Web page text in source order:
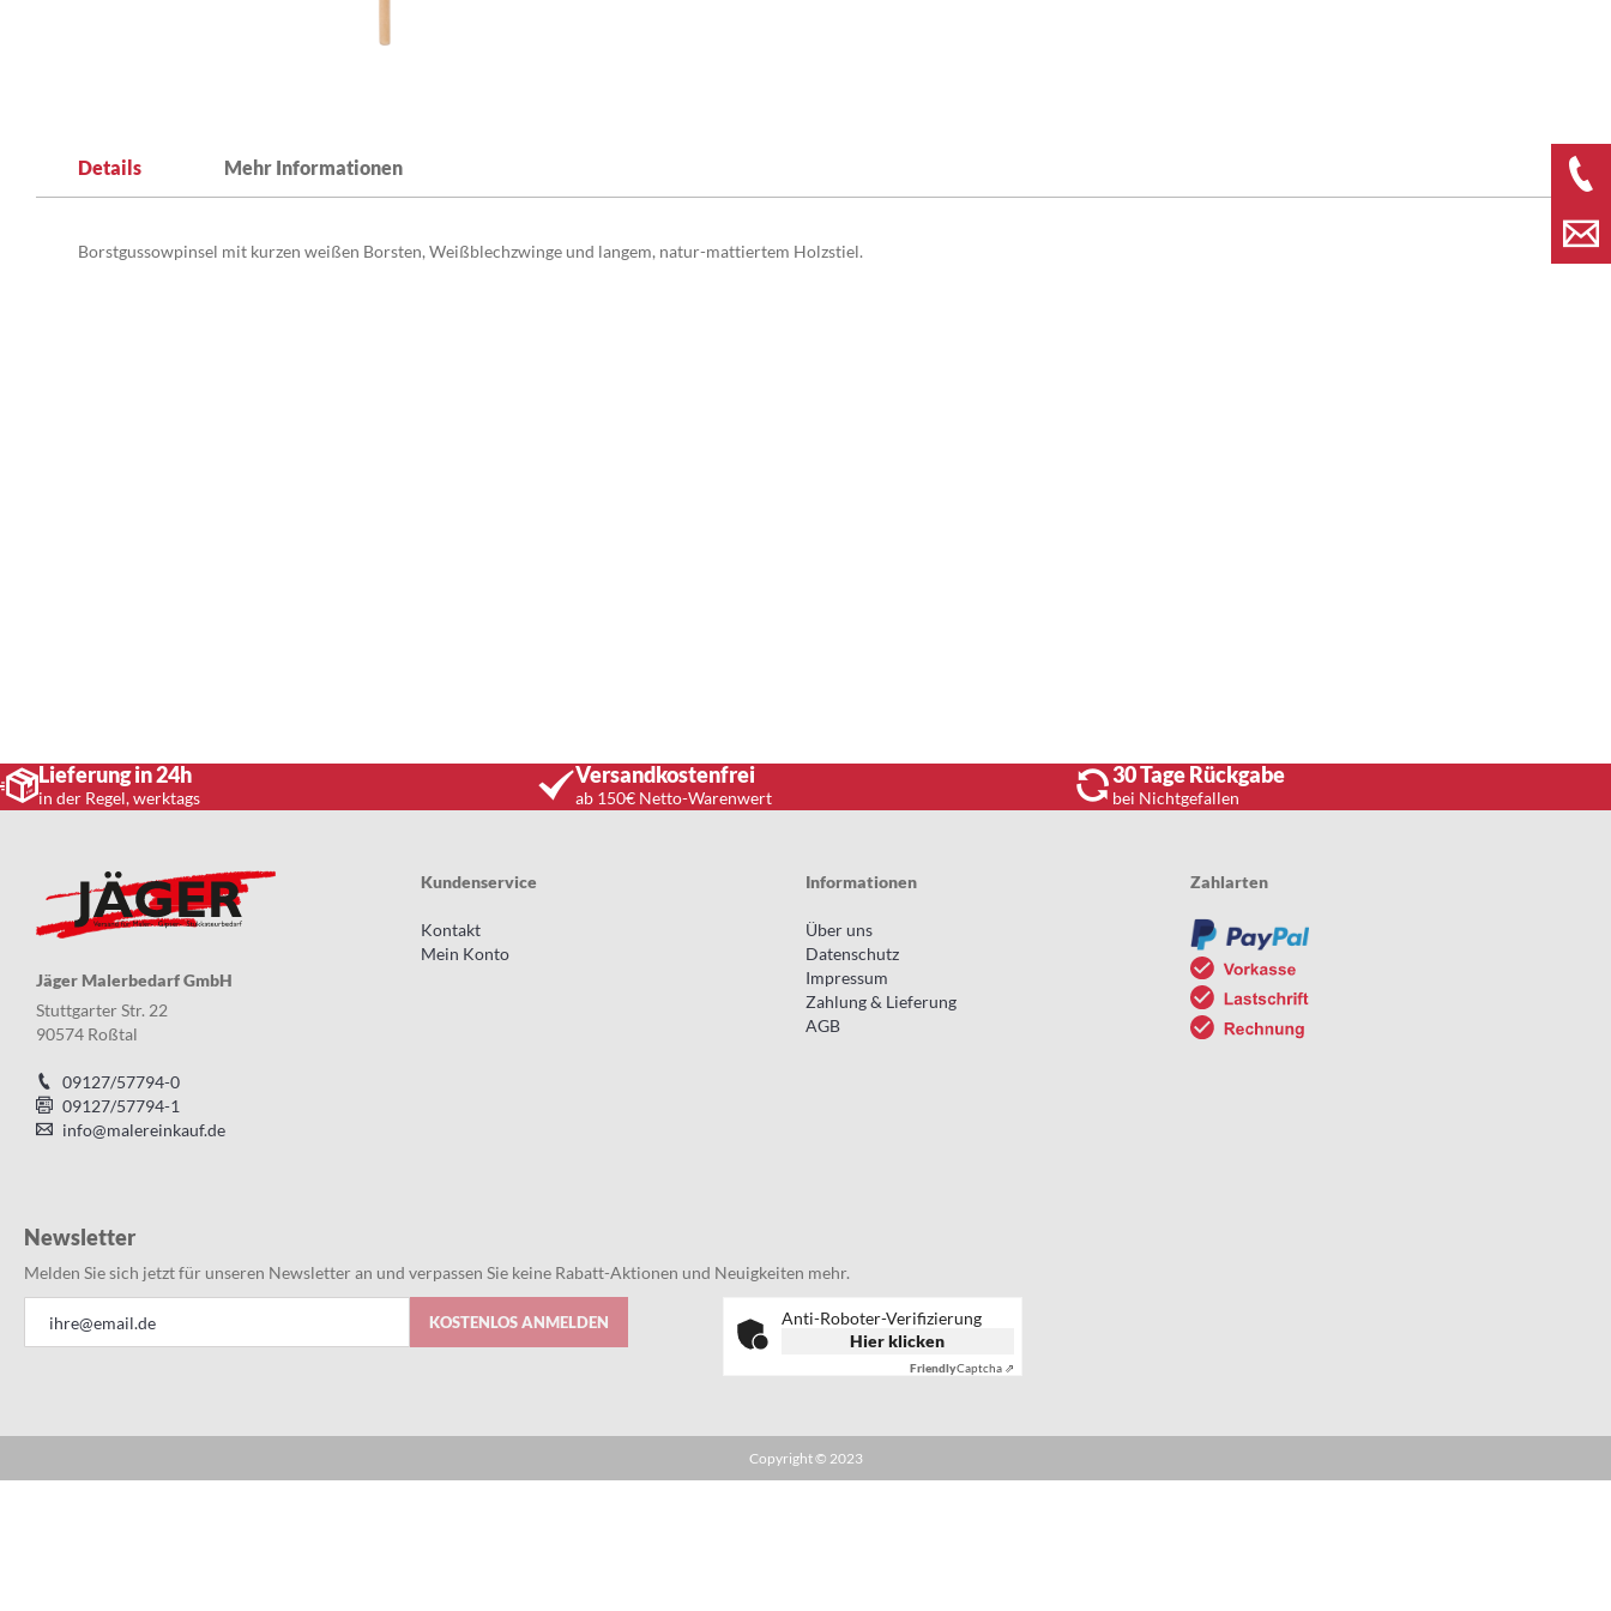
Bildergalerie
Details
Borstgussowpinsel mit kurzen weißen Borsten, Weißblechzwinge und langem, natur-mattiertem Holzstiel.
Mehr Informationen
Lieferung in 24h
in der Regel, werktags
Versandkostenfrei
ab 150€ Netto-Warenwert
30 Tage Rückgabe
bei Nichtgefallen
Jäger Malerbedarf GmbH
Stuttgarter Str. 22
90574 Roßtal
09127/57794-0
09127/57794-1
info@malereinkauf.de
Kundenservice
Kontakt
Mein Konto
Informationen
Über uns
Datenschutz
Impressum
Zahlung & Lieferung
AGB
Zahlarten
Newsletter
Melden Sie sich jetzt für unseren Newsletter an und verpassen Sie keine Rabatt-Aktionen und Neuigkeiten mehr.
zum
KOSTENLOS ANMELDEN
Anti-Roboter-Verifizierung
Hier klicken
FriendlyCaptcha ⇗
Copyright © 2023